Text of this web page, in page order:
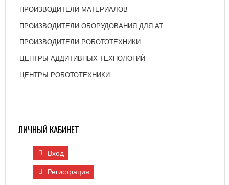
ПРОИЗВОДИТЕЛИ МАТЕРИАЛОВ
ПРОИЗВОДИТЕЛИ ОБОРУДОВАНИЯ ДЛЯ АТ
ПРОИЗВОДИТЕЛИ РОБОТОТЕХНИКИ
ЦЕНТРЫ АДДИТИВНЫХ ТЕХНОЛОГИЙ
ЦЕНТРЫ РОБОТОТЕХНИКИ
ЛИЧНЫЙ КАБИНЕТ
Вход
Регистрация